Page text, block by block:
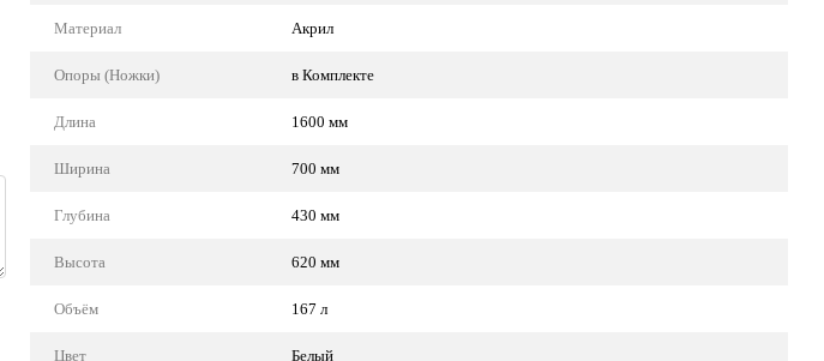
Материал Акрил
Опоры (Ножки) в Комплекте
Длина 1600 мм
Ширина 700 мм
Глубина 430 мм
Высота 620 мм
Объём 167 л
Цвет Белый